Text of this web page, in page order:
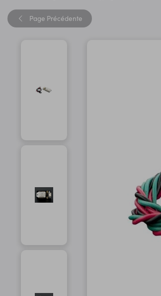
Page Précédente